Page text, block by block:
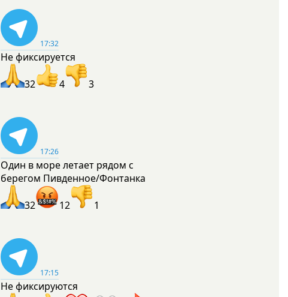
17:32
Не фиксируется
32 4 3
17:26
Один в море летает рядом с
берегом Пивденное/Фонтанка
32 12 1
17:15
Не фиксируются